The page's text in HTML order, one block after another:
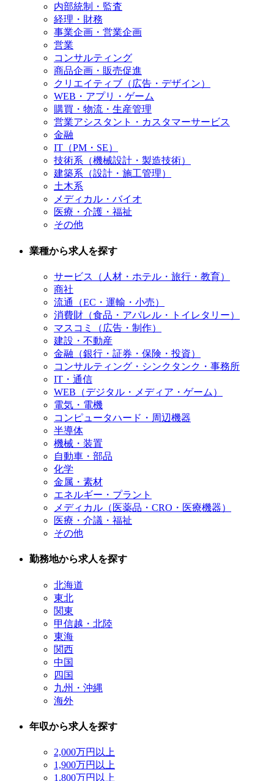
内部統制・監査
経理・財務
事業企画・営業企画
営業
コンサルティング
商品企画・販売促進
クリエイティブ（広告・デザイン）
WEB・アプリ・ゲーム
購買・物流・生産管理
営業アシスタント・カスタマーサービス
金融
IT（PM・SE）
技術系（機械設計・製造技術）
建築系（設計・施工管理）
土木系
メディカル・バイオ
医療・介護・福祉
その他
業種から求人を探す
サービス（人材・ホテル・旅行・教育）
商社
流通（EC・運輸・小売）
消費財（食品・アパレル・トイレタリー）
マスコミ（広告・制作）
建設・不動産
金融（銀行・証券・保険・投資）
コンサルティング・シンクタンク・事務所
IT・通信
WEB（デジタル・メディア・ゲーム）
電気・電機
コンピュータハード・周辺機器
半導体
機械・装置
自動車・部品
化学
金属・素材
エネルギー・プラント
メディカル（医薬品・CRO・医療機器）
医療・介議・福祉
その他
勤務地から求人を探す
北海道
東北
関東
甲信越・北陸
東海
関西
中国
四国
九州・沖縄
海外
年収から求人を探す
2,000万円以上
1,900万円以上
1,800万円以上